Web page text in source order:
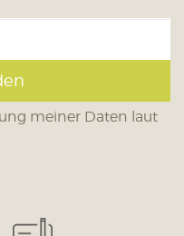
meiner Daten laut